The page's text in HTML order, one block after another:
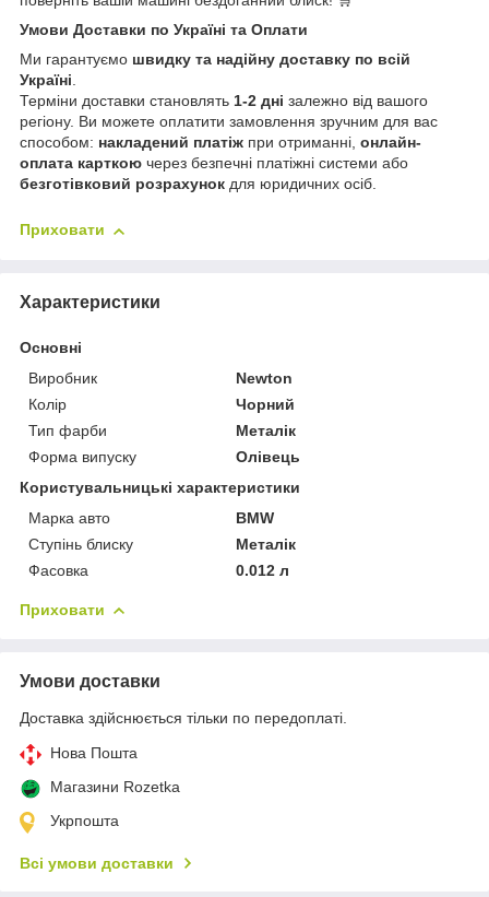
Умови Доставки по Україні та Оплати
Ми гарантуємо швидку та надійну доставку по всій
Україні.
Терміни доставки становлять 1-2 дні залежно від вашого
регіону. Ви можете оплатити замовлення зручним для вас
способом: накладений платіж при отриманні, онлайн-
оплата карткою через безпечні платіжні системи або
безготівковий розрахунок для юридичних осіб.
Приховати
Характеристики
Основні
Виробник
Newton
Колір
Чорний
Тип фарби
Металік
Форма випуску
Олівець
Користувальницькі характеристики
Марка авто
BMW
Ступінь блиску
Металік
Фасовка
0.012 л
Приховати
Умови доставки
Доставка здійснюється тільки по передоплаті.
Нова Пошта
Магазини Rozetka
Укрпошта
Всі умови доставки